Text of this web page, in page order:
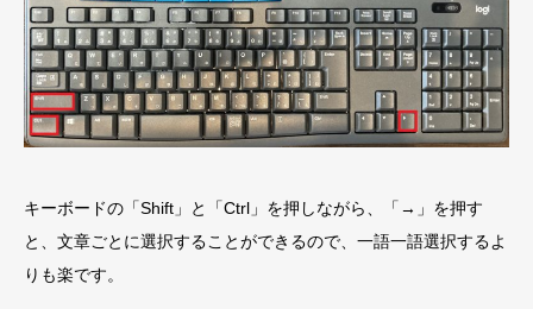
キーボードの「Shift」と「Ctrl」を押しながら、「→」を押す
と、文章ごとに選択することができるので、一語一語選択するよ
りも楽です。